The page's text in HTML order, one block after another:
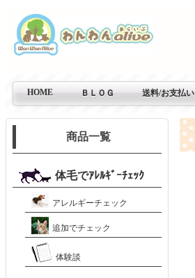
HOME ＢＬＯＧ 送料/お支払い
商品一覧
体毛でｱﾚﾙｷﾞｰﾁｪｯｸ
アレルギーチェック
追加でチェック
体験談